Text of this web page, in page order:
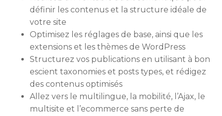
définir les contenus et la structure idéale de
votre site
Optimisez les réglages de base, ainsi que les
extensions et les thèmes de WordPress
Structurez vos publications en utilisant à bon
escient taxonomies et posts types, et rédigez
des contenus optimisés
Allez vers le multilingue, la mobilité, l’Ajax, le
multisite et l’ecommerce sans perte de